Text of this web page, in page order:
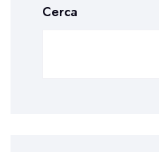
Cerca